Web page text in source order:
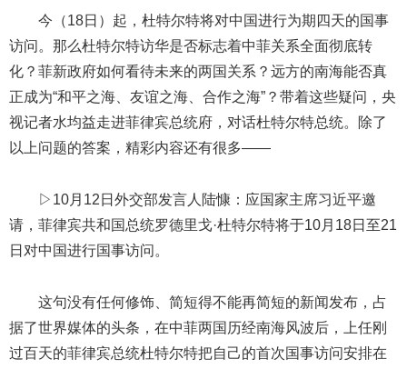
今（18日）起，杜特尔特将对中国进行为期四天的国事
访问。那么杜特尔特访华是否标志着中菲关系全面彻底转
化？菲新政府如何看待未来的两国关系？远方的南海能否真
正成为“和平之海、友谊之海、合作之海”？带着这些疑问，央
视记者水均益走进菲律宾总统府，对话杜特尔特总统。除了
以上问题的答案，精彩内容还有很多——
▷10月12日外交部发言人陆慷：应国家主席习近平邀
请，菲律宾共和国总统罗德里戈·杜特尔特将于10月18日至21
日对中国进行国事访问。
这句没有任何修饰、简短得不能再简短的新闻发布，占
据了世界媒体的头条，在中菲两国历经南海风波后，上任刚
过百天的菲律宾总统杜特尔特把自己的首次国事访问安排在